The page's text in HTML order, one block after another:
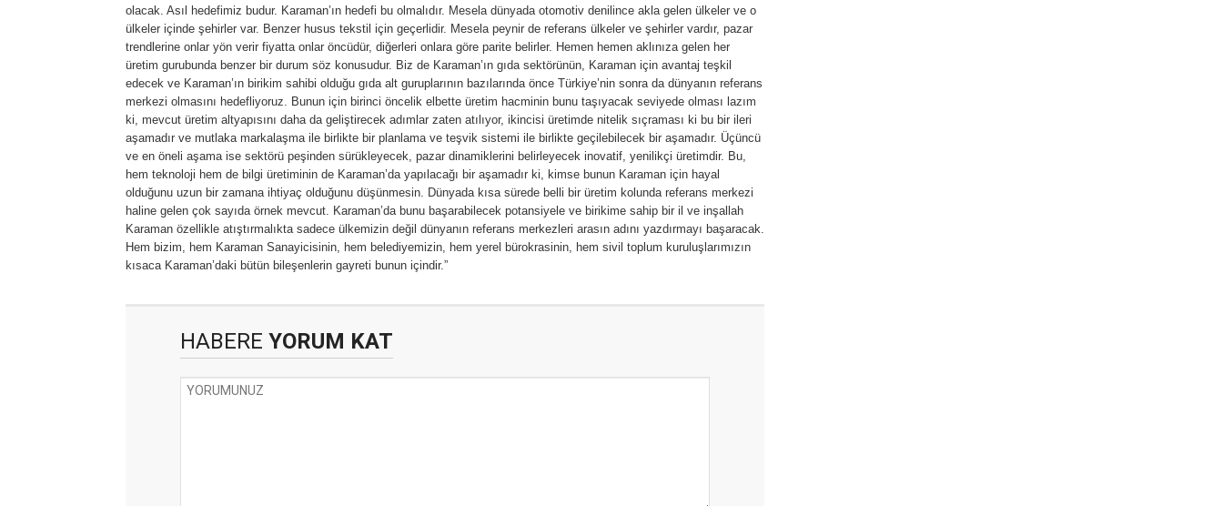
olacak. Asıl hedefimiz budur. Karaman’ın hedefi bu olmalıdır. Mesela dünyada otomotiv denilince akla gelen ülkeler ve o
ülkeler içinde şehirler var. Benzer husus tekstil için geçerlidir. Mesela peynir de referans ülkeler ve şehirler vardır, pazar
trendlerine onlar yön verir fiyatta onlar öncüdür, diğerleri onlara göre parite belirler. Hemen hemen aklınıza gelen her
üretim gurubunda benzer bir durum söz konusudur. Biz de Karaman’ın gıda sektörünün, Karaman için avantaj teşkil
edecek ve Karaman’ın birikim sahibi olduğu gıda alt guruplarının bazılarında önce Türkiye’nin sonra da dünyanın referans
merkezi olmasını hedefliyoruz. Bunun için birinci öncelik elbette üretim hacminin bunu taşıyacak seviyede olması lazım
ki, mevcut üretim altyapısını daha da geliştirecek adımlar zaten atılıyor, ikincisi üretimde nitelik sıçraması ki bu bir ileri
aşamadır ve mutlaka markalaşma ile birlikte bir planlama ve teşvik sistemi ile birlikte geçilebilecek bir aşamadır. Üçüncü
ve en öneli aşama ise sektörü peşinden sürükleyecek, pazar dinamiklerini belirleyecek inovatif, yenilikçi üretimdir. Bu,
hem teknoloji hem de bilgi üretiminin de Karaman’da yapılacağı bir aşamadır ki, kimse bunun Karaman için hayal
olduğunu uzun bir zamana ihtiyaç olduğunu düşünmesin. Dünyada kısa sürede belli bir üretim kolunda referans merkezi
haline gelen çok sayıda örnek mevcut. Karaman’da bunu başarabilecek potansiyele ve birikime sahip bir il ve inşallah
Karaman özellikle atıştırmalıkta sadece ülkemizin değil dünyanın referans merkezleri arasın adını yazdırmayı başaracak.
Hem bizim, hem Karaman Sanayicisinin, hem belediyemizin, hem yerel bürokrasinin, hem sivil toplum kuruluşlarımızın
kısaca Karaman’daki bütün bileşenlerin gayreti bunun içindir.”
HABERE YORUM KAT